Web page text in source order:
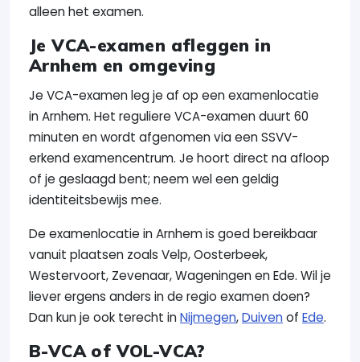
alleen het examen.
Je VCA-examen afleggen in
Arnhem en omgeving
Je VCA-examen leg je af op een examenlocatie
in Arnhem. Het reguliere VCA-examen duurt 60
minuten en wordt afgenomen via een SSVV-
erkend examencentrum. Je hoort direct na afloop
of je geslaagd bent; neem wel een geldig
identiteitsbewijs mee.
De examenlocatie in Arnhem is goed bereikbaar
vanuit plaatsen zoals Velp, Oosterbeek,
Westervoort, Zevenaar, Wageningen en Ede. Wil je
liever ergens anders in de regio examen doen?
Dan kun je ook terecht inNijmegen,Duivenof Ede.
B-VCA of VOL-VCA?